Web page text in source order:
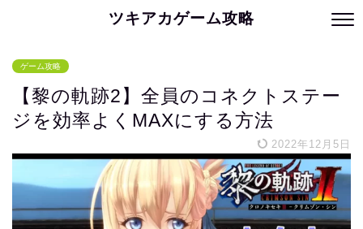
ツキアカゲーム攻略
ゲーム攻略
【黎の軌跡2】全員のコネクトステー
ジを効率よくMAXにする方法
2022年12月5日